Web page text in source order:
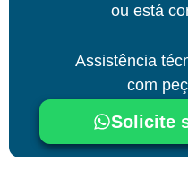
ou está
Assistência
com
Solicite